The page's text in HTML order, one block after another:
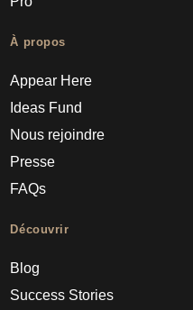
À propos
Appear Here
Ideas Fund
Nous rejoindre
Presse
FAQs
Découvrir
Blog
Success Stories